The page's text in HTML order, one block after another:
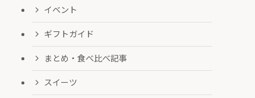
イベント
ギフトガイド
まとめ・食べ比べ記事
スイーツ